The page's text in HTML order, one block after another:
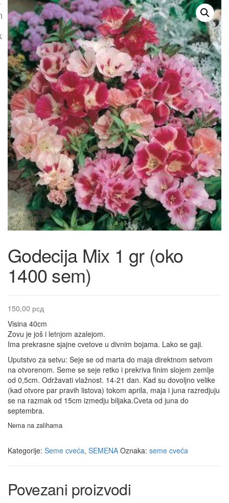
Godecija Mix 1 gr (oko
1400 sem)
150,00 рсд
Visina 40cm
Zovu je još i letnjom azalejom.
Ima prekrasne sjajne cvetove u divnim bojama. Lako se gaji.
Uputstvo za setvu: Seje se od marta do maja direktnom setvom
na otvorenom. Seme se seje retko i prekriva finim slojem zemlje
od 0,5cm. Održavati vlažnost. 14-21 dan. Kad su dovoljno velike
(kad otvore par pravih listova) tokom aprila, maja i juna razredjuju
se na razmak od 15cm izmedju biljaka.Cveta od juna do
septembra.
Nema na zalihama
Kategorije: Seme cveća, SEMENA Oznaka: seme cveća
Povezani proizvodi